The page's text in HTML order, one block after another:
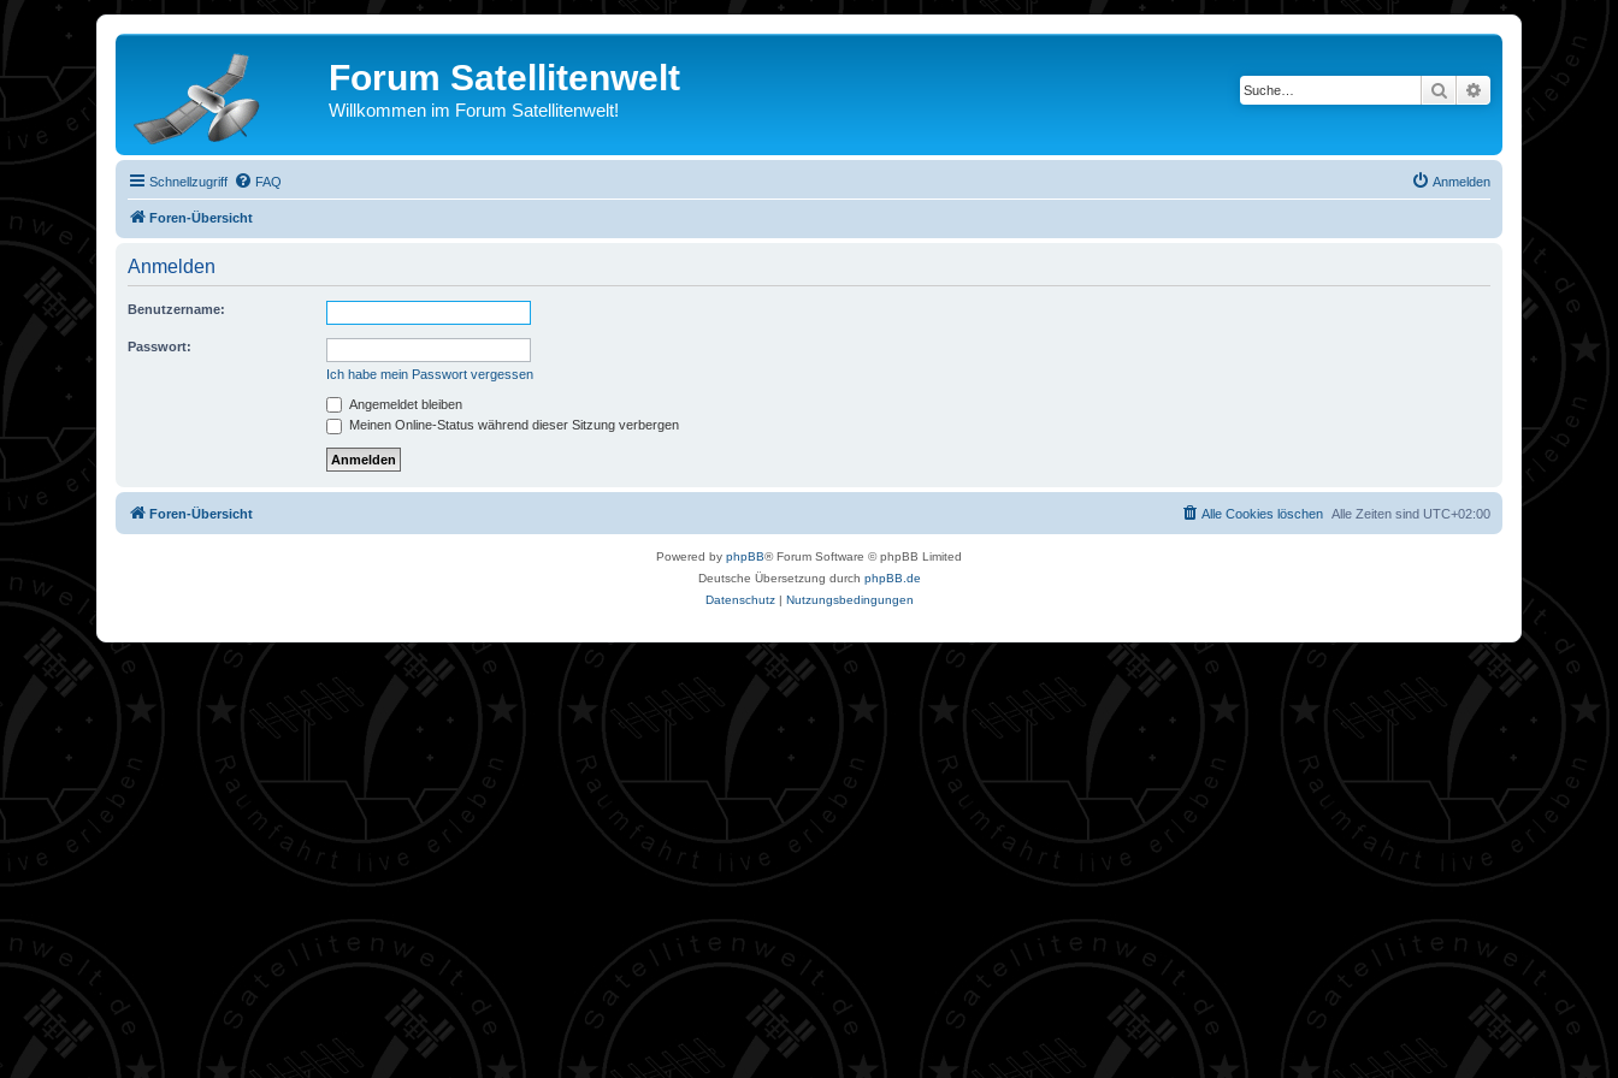
Forum Satellitenwelt
Willkommen im Forum Satellitenwelt!
Suche Erweiterte Suche
Schnellzugriff FAQ Anmelden
Foren-Übersicht
Anmelden
Benutzername:
Passwort:
Ich habe mein Passwort vergessen
Angemeldet bleiben
Meinen Online-Status während dieser Sitzung verbergen
Foren-Übersicht Alle Zeiten sind UTC+02:00
Alle Cookies löschen
Powered by phpBB® Forum Software © phpBB Limited
Deutsche Übersetzung durch phpBB.de
Datenschutz| Nutzungsbedingungen